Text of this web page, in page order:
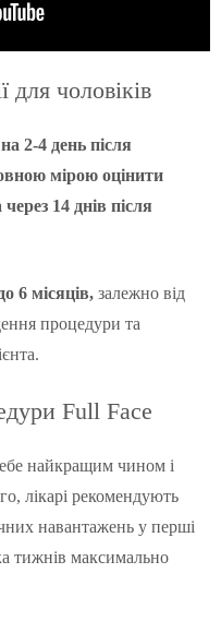
для чоловіків
2-4 день після
мірою оцінити
14 днів після
6 місяців, залежно від
процедури та
Full Face
найкращим чином і
лікарі рекомендують
навантажень у перші
тижнів максимально